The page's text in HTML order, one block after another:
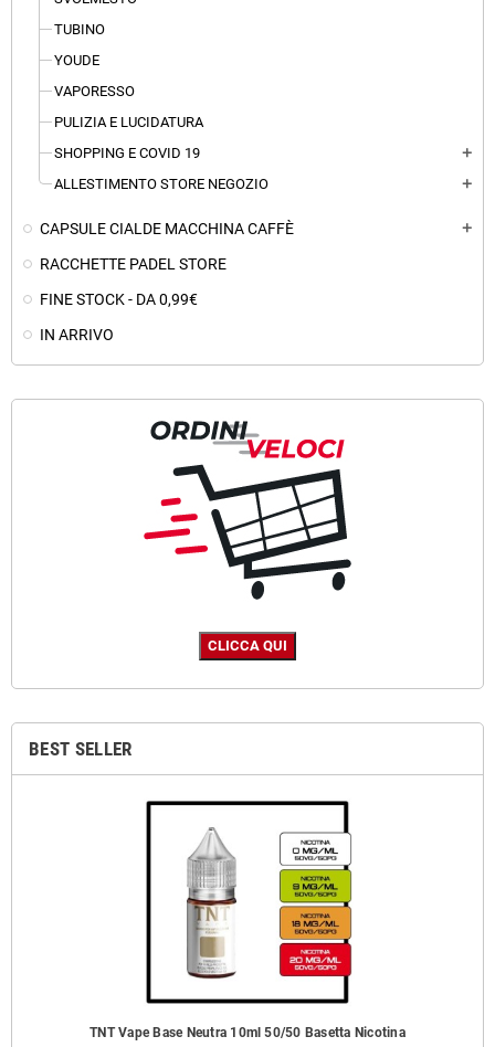
TUBINO
YOUDE
VAPORESSO
PULIZIA E LUCIDATURA
SHOPPING E COVID 19
add
ALLESTIMENTO STORE NEGOZIO add
CAPSULE CIALDE MACCHINA CAFFÈ add
RACCHETTE PADEL STORE
FINE STOCK - DA 0,99€
IN ARRIVO
BEST SELLER
TNT Vape Base Neutra 10ml 50/50 Basetta Nicotina